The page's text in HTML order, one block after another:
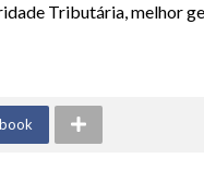
Tributária, melhor